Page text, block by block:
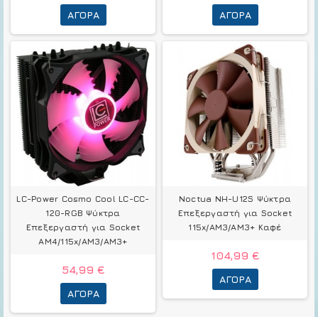
ΑΓΟΡΆ ΑΓΟΡΆ
LC-Power Cosmo Cool LC-CC-
120-RGB Ψύκτρα
Επεξεργαστή για Socket
AM4/115x/AM3/AM3+
54,99 €
ΑΓΟΡΆ
Noctua NH-U12S Ψύκτρα
Επεξεργαστή για Socket
115x/AM3/AM3+ Καφέ
104,99 €
ΑΓΟΡΆ